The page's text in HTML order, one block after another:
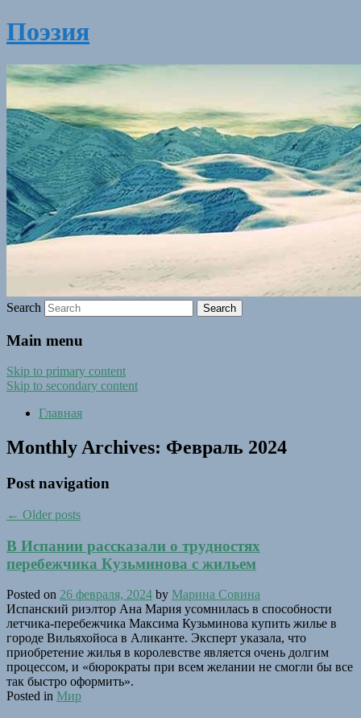
Поэзия
Search
Main menu
Skip to primary content
Skip to secondary content
Главная
Monthly Archives: Февраль 2024
Post navigation
← Older posts
В Испании рассказали о трудностях
перебежчика Кузьминова с жильем
Posted on 26 февраля, 2024 by Марина Совина
Испанский риэлтор Ана Мария усомнилась в способности
летчика-перебежчика Максима Кузьминова купить жилье в
городе Вильяхойоса в Аликанте. Эксперт указала, что
приобретение жилья в королевстве является очень долгим
процессом, и «бюрократы при всем желании не смогли бы все
так быстро оформить».
Posted in Мир